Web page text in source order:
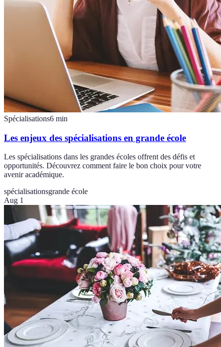
Spécialisations6 min
Les enjeux des spécialisations en grande école
Les spécialisations dans les grandes écoles offrent des défis et
opportunités. Découvrez comment faire le bon choix pour votre
avenir académique.
spécialisationsgrande école
Aug 1